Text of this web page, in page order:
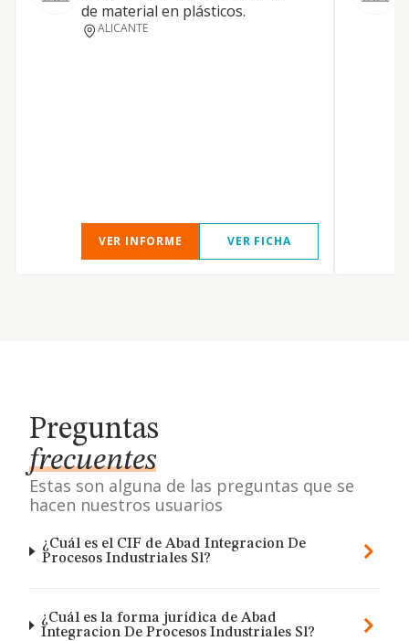
de material en plásticos.
ALICANTE
VER INFORME VER FICHA
Preguntas
frecuentes
Estas son alguna de las preguntas que se
hacen nuestros usuarios
¿Cuál es el CIF de Abad Integracion De
Procesos Industriales Sl?
¿Cuál es la forma jurídica de Abad
Integracion De Procesos Industriales Sl?